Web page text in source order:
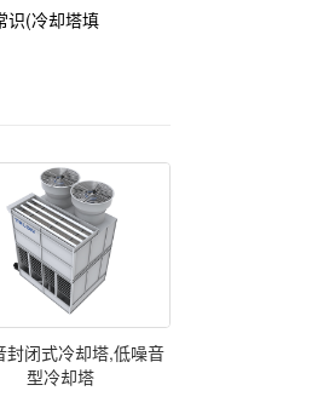
识(冷却塔填
封闭式冷却塔,低噪音
型冷却塔